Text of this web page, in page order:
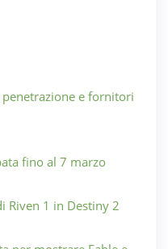
e fornitori
fino al 7 marzo
Riven 1 in Destiny 2